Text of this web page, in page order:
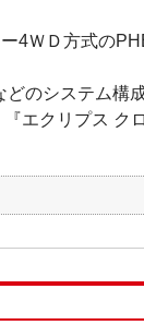
4ＷＤ方式の
のシステム構
エクリプス ク